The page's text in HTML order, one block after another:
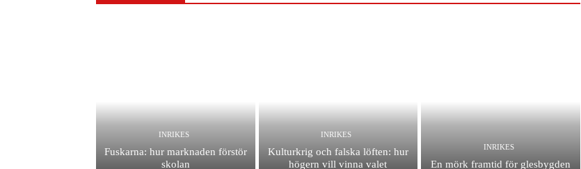
INRIKES
Fuskarna: hur marknaden förstör
skolan
INRIKES
Kulturkrig och falska löften: hur
högern vill vinna valet
INRIKES
En mörk framtid för glesbygden